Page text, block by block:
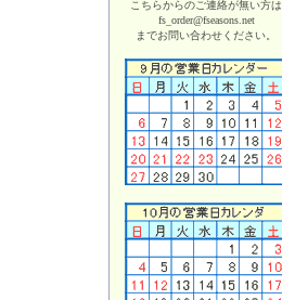
こちらからのご連絡が無い方は
fs_order@fseasons.net
までお問い合わせください。